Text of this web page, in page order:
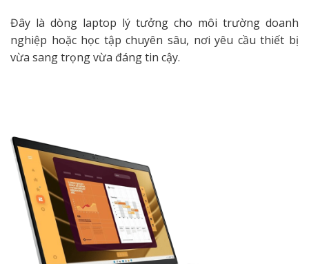
Đây là dòng laptop lý tưởng cho môi trường doanh
nghiệp hoặc học tập chuyên sâu, nơi yêu cầu thiết bị
vừa sang trọng vừa đáng tin cậy.